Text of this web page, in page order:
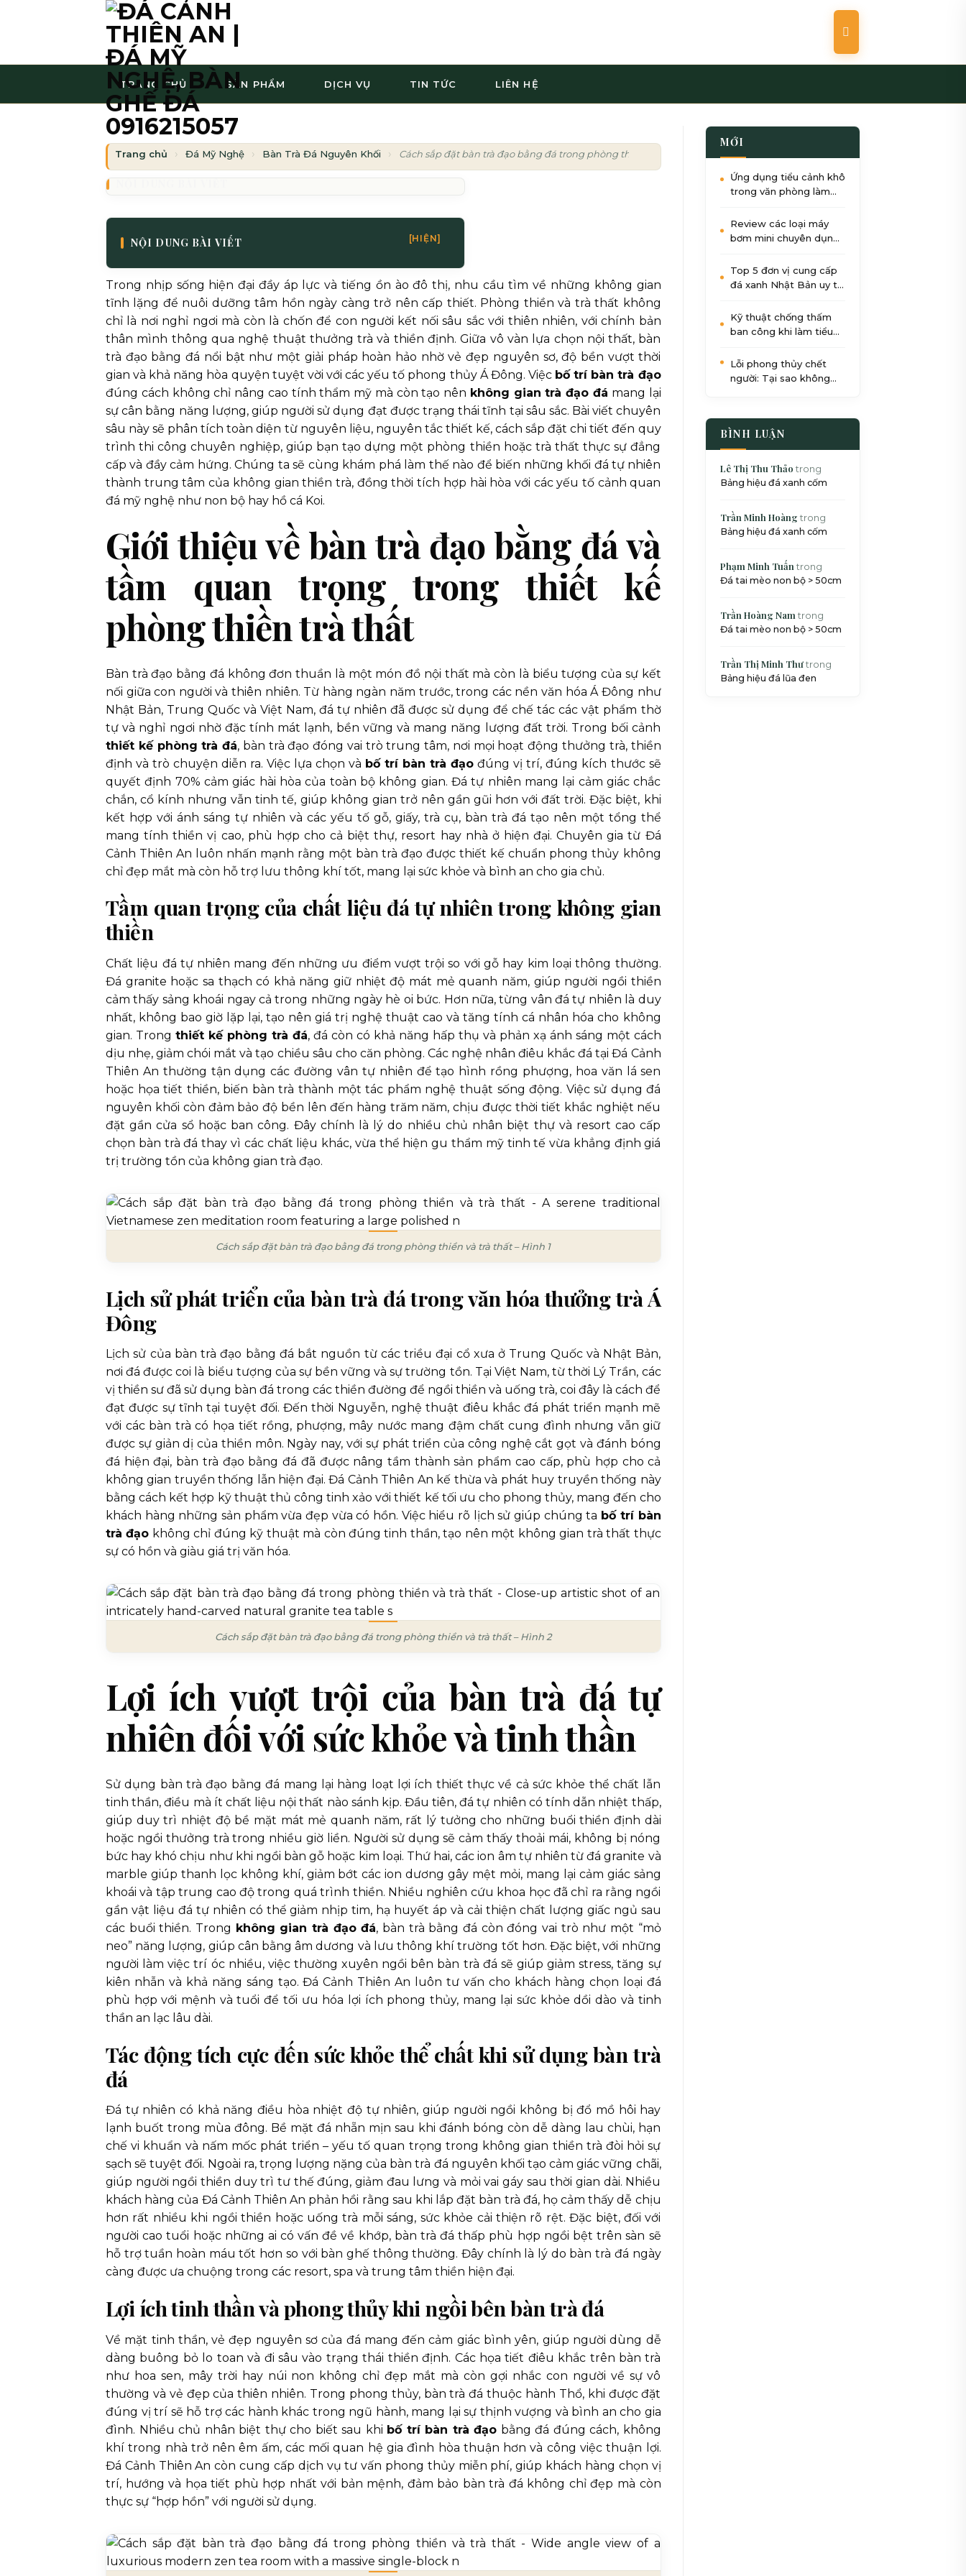
dung
TRANG CHỦ SẢN PHẨM DỊCH VỤ TIN TỨC LIÊN HỆ
Trang chủ Đá Mỹ Nghệ Bàn Trà Đá Nguyên Khối Cách sắp đặt bàn trà đạo bằng đá trong phòng thiền và trà thất
NỘI DUNG BÀI VIẾT [HIỆN]
Trong nhịp sống hiện đại đầy áp lực và tiếng ồn ào đô thị, nhu cầu tìm về những không gian
tĩnh lặng để nuôi dưỡng tâm hồn ngày càng trở nên cấp thiết. Phòng thiền và trà thất không
chỉ là nơi nghỉ ngơi mà còn là chốn để con người kết nối sâu sắc với thiên nhiên, với chính bản
thân mình thông qua nghệ thuật thưởng trà và thiền định. Giữa vô vàn lựa chọn nội thất, bàn
trà đạo bằng đá nổi bật như một giải pháp hoàn hảo nhờ vẻ đẹp nguyên sơ, độ bền vượt thời
gian và khả năng hòa quyện tuyệt vời với các yếu tố phong thủy Á Đông. Việc bố trí bàn trà đạo
đúng cách không chỉ nâng cao tính thẩm mỹ mà còn tạo nên không gian trà đạo đá mang lại
sự cân bằng năng lượng, giúp người sử dụng đạt được trạng thái tĩnh tại sâu sắc. Bài viết chuyên
sâu này sẽ phân tích toàn diện từ nguyên liệu, nguyên tắc thiết kế, cách sắp đặt chi tiết đến quy
trình thi công chuyên nghiệp, giúp bạn tạo dựng một phòng thiền hoặc trà thất thực sự đẳng
cấp và đầy cảm hứng. Chúng ta sẽ cùng khám phá làm thế nào để biến những khối đá tự nhiên
thành trung tâm của không gian thiền trà, đồng thời tích hợp hài hòa với các yếu tố cảnh quan
đá mỹ nghệ như non bộ hay hồ cá Koi.
Giới thiệu về bàn trà đạo bằng đá và
tầm quan trọng trong thiết kế
phòng thiền trà thất
Bàn trà đạo bằng đá không đơn thuần là một món đồ nội thất mà còn là biểu tượng của sự kết
nối giữa con người và thiên nhiên. Từ hàng ngàn năm trước, trong các nền văn hóa Á Đông như
Nhật Bản, Trung Quốc và Việt Nam, đá tự nhiên đã được sử dụng để chế tác các vật phẩm thờ
tự và nghỉ ngơi nhờ đặc tính mát lạnh, bền vững và mang năng lượng đất trời. Trong bối cảnh
thiết kế phòng trà đá, bàn trà đạo đóng vai trò trung tâm, nơi mọi hoạt động thưởng trà, thiền
định và trò chuyện diễn ra. Việc lựa chọn và bố trí bàn trà đạo đúng vị trí, đúng kích thước sẽ
quyết định 70% cảm giác hài hòa của toàn bộ không gian. Đá tự nhiên mang lại cảm giác chắc
chắn, cổ kính nhưng vẫn tinh tế, giúp không gian trở nên gần gũi hơn với đất trời. Đặc biệt, khi
kết hợp với ánh sáng tự nhiên và các yếu tố gỗ, giấy, trà cụ, bàn trà đá tạo nên một tổng thể
mang tính thiền vị cao, phù hợp cho cả biệt thự, resort hay nhà ở hiện đại. Chuyên gia từ Đá
Cảnh Thiên An luôn nhấn mạnh rằng một bàn trà đạo được thiết kế chuẩn phong thủy không
chỉ đẹp mắt mà còn hỗ trợ lưu thông khí tốt, mang lại sức khỏe và bình an cho gia chủ.
Tầm quan trọng của chất liệu đá tự nhiên trong không gian
thiền
Chất liệu đá tự nhiên mang đến những ưu điểm vượt trội so với gỗ hay kim loại thông thường.
Đá granite hoặc sa thạch có khả năng giữ nhiệt độ mát mẻ quanh năm, giúp người ngồi thiền
cảm thấy sảng khoái ngay cả trong những ngày hè oi bức. Hơn nữa, từng vân đá tự nhiên là duy
nhất, không bao giờ lặp lại, tạo nên giá trị nghệ thuật cao và tăng tính cá nhân hóa cho không
gian. Trong thiết kế phòng trà đá, đá còn có khả năng hấp thụ và phản xạ ánh sáng một cách
dịu nhẹ, giảm chói mắt và tạo chiều sâu cho căn phòng. Các nghệ nhân điêu khắc đá tại Đá Cảnh
Thiên An thường tận dụng các đường vân tự nhiên để tạo hình rồng phượng, hoa văn lá sen
hoặc họa tiết thiền, biến bàn trà thành một tác phẩm nghệ thuật sống động. Việc sử dụng đá
nguyên khối còn đảm bảo độ bền lên đến hàng trăm năm, chịu được thời tiết khắc nghiệt nếu
đặt gần cửa sổ hoặc ban công. Đây chính là lý do nhiều chủ nhân biệt thự và resort cao cấp
chọn bàn trà đá thay vì các chất liệu khác, vừa thể hiện gu thẩm mỹ tinh tế vừa khẳng định giá
trị trường tồn của không gian trà đạo.
Cách sắp đặt bàn trà đạo bằng đá trong phòng thiền và trà thất – Hình 1
Lịch sử phát triển của bàn trà đá trong văn hóa thưởng trà Á
Đông
Lịch sử của bàn trà đạo bằng đá bắt nguồn từ các triều đại cổ xưa ở Trung Quốc và Nhật Bản,
nơi đá được coi là biểu tượng của sự bền vững và sự trường tồn. Tại Việt Nam, từ thời Lý Trần, các
vị thiền sư đã sử dụng bàn đá trong các thiền đường để ngồi thiền và uống trà, coi đây là cách để
đạt được sự tĩnh tại tuyệt đối. Đến thời Nguyễn, nghệ thuật điêu khắc đá phát triển mạnh mẽ
với các bàn trà có họa tiết rồng, phượng, mây nước mang đậm chất cung đình nhưng vẫn giữ
được sự giản dị của thiền môn. Ngày nay, với sự phát triển của công nghệ cắt gọt và đánh bóng
đá hiện đại, bàn trà đạo bằng đá đã được nâng tầm thành sản phẩm cao cấp, phù hợp cho cả
không gian truyền thống lẫn hiện đại. Đá Cảnh Thiên An kế thừa và phát huy truyền thống này
bằng cách kết hợp kỹ thuật thủ công tinh xảo với thiết kế tối ưu cho phong thủy, mang đến cho
khách hàng những sản phẩm vừa đẹp vừa có hồn. Việc hiểu rõ lịch sử giúp chúng ta bố trí bàn
trà đạo không chỉ đúng kỹ thuật mà còn đúng tinh thần, tạo nên một không gian trà thất thực
sự có hồn và giàu giá trị văn hóa.
Cách sắp đặt bàn trà đạo bằng đá trong phòng thiền và trà thất – Hình 2
Lợi ích vượt trội của bàn trà đá tự
nhiên đối với sức khỏe và tinh thần
Sử dụng bàn trà đạo bằng đá mang lại hàng loạt lợi ích thiết thực về cả sức khỏe thể chất lẫn
tinh thần, điều mà ít chất liệu nội thất nào sánh kịp. Đầu tiên, đá tự nhiên có tính dẫn nhiệt thấp,
giúp duy trì nhiệt độ bề mặt mát mẻ quanh năm, rất lý tưởng cho những buổi thiền định dài
hoặc ngồi thưởng trà trong nhiều giờ liền. Người sử dụng sẽ cảm thấy thoải mái, không bị nóng
bức hay khó chịu như khi ngồi bàn gỗ hoặc kim loại. Thứ hai, các ion âm tự nhiên từ đá granite và
marble giúp thanh lọc không khí, giảm bớt các ion dương gây mệt mỏi, mang lại cảm giác sảng
khoái và tập trung cao độ trong quá trình thiền. Nhiều nghiên cứu khoa học đã chỉ ra rằng ngồi
gần vật liệu đá tự nhiên có thể giảm nhịp tim, hạ huyết áp và cải thiện chất lượng giấc ngủ sau
các buổi thiền. Trong không gian trà đạo đá, bàn trà bằng đá còn đóng vai trò như một “mỏ
neo” năng lượng, giúp cân bằng âm dương và lưu thông khí trường tốt hơn. Đặc biệt, với những
người làm việc trí óc nhiều, việc thường xuyên ngồi bên bàn trà đá sẽ giúp giảm stress, tăng sự
kiên nhẫn và khả năng sáng tạo. Đá Cảnh Thiên An luôn tư vấn cho khách hàng chọn loại đá
phù hợp với mệnh và tuổi để tối ưu hóa lợi ích phong thủy, mang lại sức khỏe dồi dào và tinh
thần an lạc lâu dài.
Tác động tích cực đến sức khỏe thể chất khi sử dụng bàn trà
đá
Đá tự nhiên có khả năng điều hòa nhiệt độ tự nhiên, giúp người ngồi không bị đổ mồ hôi hay
lạnh buốt trong mùa đông. Bề mặt đá nhẵn mịn sau khi đánh bóng còn dễ dàng lau chùi, hạn
chế vi khuẩn và nấm mốc phát triển – yếu tố quan trọng trong không gian thiền trà đòi hỏi sự
sạch sẽ tuyệt đối. Ngoài ra, trọng lượng nặng của bàn trà đá nguyên khối tạo cảm giác vững chãi,
giúp người ngồi thiền duy trì tư thế đúng, giảm đau lưng và mỏi vai gáy sau thời gian dài. Nhiều
khách hàng của Đá Cảnh Thiên An phản hồi rằng sau khi lắp đặt bàn trà đá, họ cảm thấy dễ chịu
hơn rất nhiều khi ngồi thiền hoặc uống trà mỗi sáng, sức khỏe cải thiện rõ rệt. Đặc biệt, đối với
người cao tuổi hoặc những ai có vấn đề về khớp, bàn trà đá thấp phù hợp ngồi bệt trên sàn sẽ
hỗ trợ tuần hoàn máu tốt hơn so với bàn ghế thông thường. Đây chính là lý do bàn trà đá ngày
càng được ưa chuộng trong các resort, spa và trung tâm thiền hiện đại.
Lợi ích tinh thần và phong thủy khi ngồi bên bàn trà đá
Về mặt tinh thần, vẻ đẹp nguyên sơ của đá mang đến cảm giác bình yên, giúp người dùng dễ
dàng buông bỏ lo toan và đi sâu vào trạng thái thiền định. Các họa tiết điêu khắc trên bàn trà
như hoa sen, mây trời hay núi non không chỉ đẹp mắt mà còn gợi nhắc con người về sự vô
thường và vẻ đẹp của thiên nhiên. Trong phong thủy, bàn trà đá thuộc hành Thổ, khi được đặt
đúng vị trí sẽ hỗ trợ các hành khác trong ngũ hành, mang lại sự thịnh vượng và bình an cho gia
đình. Nhiều chủ nhân biệt thự cho biết sau khi bố trí bàn trà đạo bằng đá đúng cách, không
khí trong nhà trở nên êm ấm, các mối quan hệ gia đình hòa thuận hơn và công việc thuận lợi.
Đá Cảnh Thiên An còn cung cấp dịch vụ tư vấn phong thủy miễn phí, giúp khách hàng chọn vị
trí, hướng và họa tiết phù hợp nhất với bản mệnh, đảm bảo bàn trà đá không chỉ đẹp mà còn
thực sự “hợp hồn” với người sử dụng.
MỚI
Ứng dụng tiểu cảnh khô
trong văn phòng làm
năng suất
Review các loại máy
bơm mini chuyên dụng
sân
Top 5 đơn vị cung cấp
đá xanh Nhật Bản uy tín
Kỹ thuật chống thấm
ban công khi làm tiểu
chuẩn SEO
Lỗi phong thủy chết
người: Tại sao không
BÌNH LUẬN
Lê Thị Thu Thảo trong
Bảng hiệu đá xanh cốm
Trần Minh Hoàng trong
Bảng hiệu đá xanh cốm
Phạm Minh Tuấn trong
Đá tai mèo non bộ > 50cm
Trần Hoàng Nam trong
Đá tai mèo non bộ > 50cm
Trần Thị Minh Thưtrong
Bảng hiệu đá lũa đen